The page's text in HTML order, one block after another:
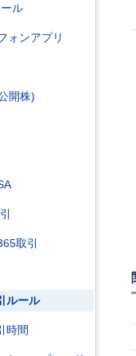
ル
ォンアプリ
開株)
取引
ルール
時間